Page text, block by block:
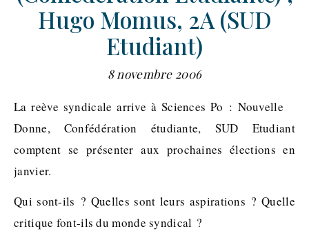
Hugo Momus, 2A (SUD
Etudiant)
8 novembre 2006
La reève syndicale arrive à Sciences Po : Nouvelle
Donne, Confédération étudiante, SUD Etudiant
comptent se présenter aux prochaines élections en
janvier.
Qui sont-ils ? Quelles sont leurs aspirations ? Quelle
critique font-ils du monde syndical ?